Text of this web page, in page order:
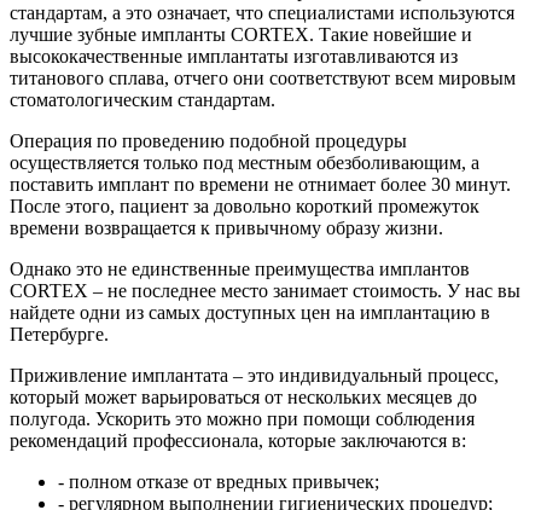
стандартам, а это означает, что специалистами используются
лучшие зубные импланты CORTEX. Такие новейшие и
высококачественные имплантаты изготавливаются из
титанового сплава, отчего они соответствуют всем мировым
стоматологическим стандартам.
Операция по проведению подобной процедуры
осуществляется только под местным обезболивающим, а
поставить имплант по времени не отнимает более 30 минут.
После этого, пациент за довольно короткий промежуток
времени возвращается к привычному образу жизни.
Однако это не единственные преимущества имплантов
CORTEX – не последнее место занимает стоимость. У нас вы
найдете одни из самых доступных цен на имплантацию в
Петербурге.
Приживление имплантата – это индивидуальный процесс,
который может варьироваться от нескольких месяцев до
полугода. Ускорить это можно при помощи соблюдения
рекомендаций профессионала, которые заключаются в:
- полном отказе от вредных привычек;
- регулярном выполнении гигиенических процедур;